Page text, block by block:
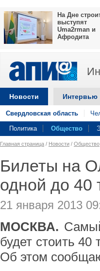
На Дне
выступят
Uma2rman и
Афродита
Новости Интервью
Свердловская область
Политика Общество
Главная страница / Новости / Общество
Билеты на
одной до 40
21 января 2013
МОСКВА.
будет стоить
Об этом